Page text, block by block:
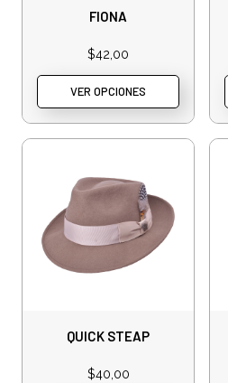
FIONA
$42,00
VER OPCIONES
QUICK STEAP
$40,00